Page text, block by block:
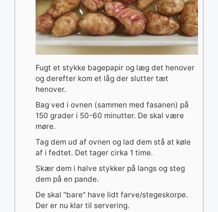
Fugt et stykke bagepapir og læg det henover
og derefter kom et låg der slutter tæt
henover.
Bag ved i ovnen (sammen med fasanen) på
150 grader i 50-60 minutter. De skal være
møre.
Tag dem ud af ovnen og lad dem stå at køle
af i fedtet. Det tager cirka 1 time.
Skær dem i halve stykker på langs og steg
dem på en pande.
De skal "bare" have lidt farve/stegeskorpe.
Der er nu klar til servering.